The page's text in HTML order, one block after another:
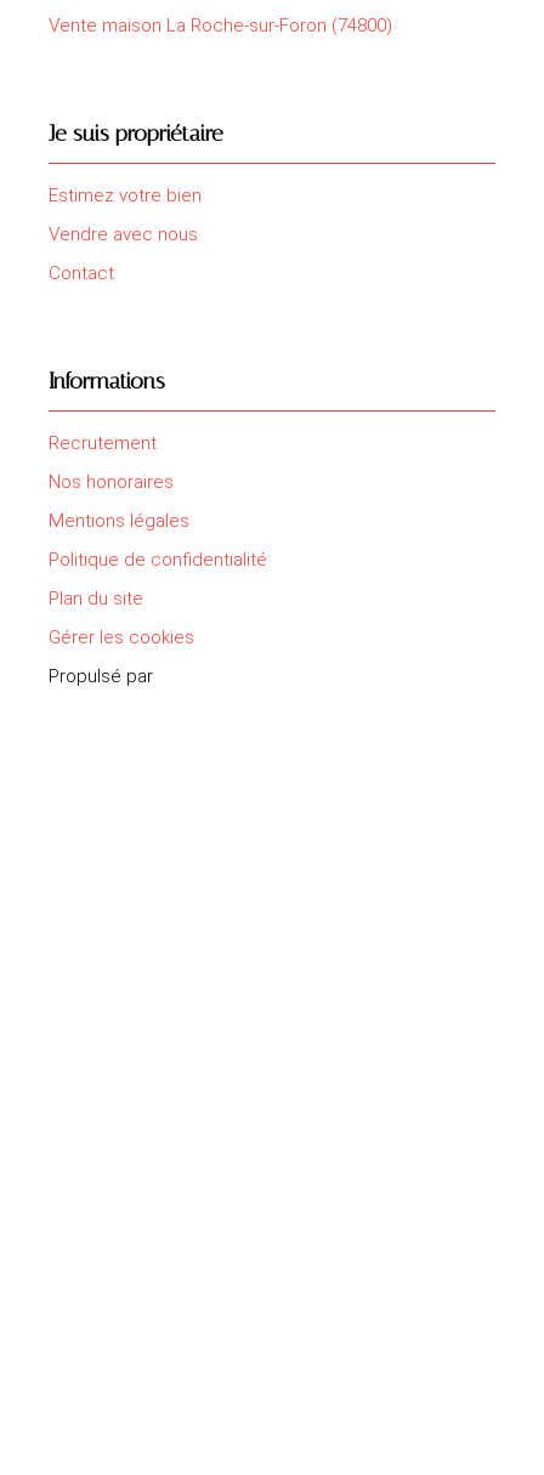
Vente maison La Roche-sur-Foron (74800)
Je suis propriétaire
Estimez votre bien
Vendre avec nous
Contact
Informations
Recrutement
Nos honoraires
Mentions légales
Politique de confidentialité
Plan du site
Gérer les cookies
Propulsé par